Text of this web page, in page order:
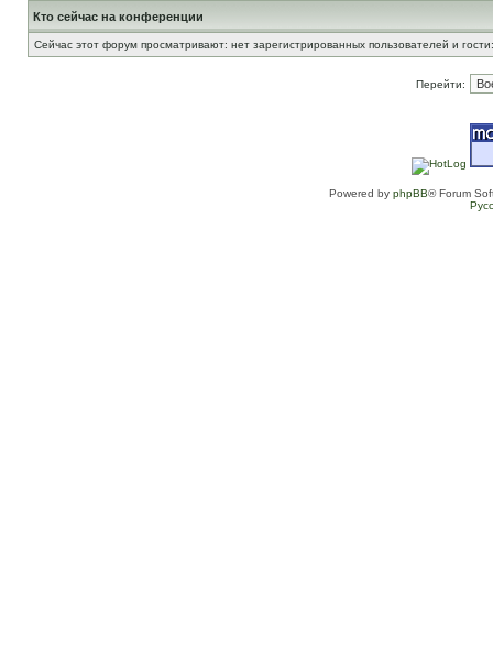
Кто сейчас на конференции
Сейчас этот форум просматривают: нет зарегистрированных пользователей и
Перейти:
Powered by phpBB® Forum